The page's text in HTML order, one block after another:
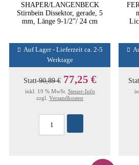
SHAPER/LANGENBECK
Stirnbein Dissektor, gerade, 5
mm, Länge 9-1/2”/ 24 cm
Auf Lager - Lieferzeit ca. 2-5
Werktage
Statt90,89 € 77,25 €
inkl. 19 % MwSt. Steuer-Info
zzgl. Versandkosten